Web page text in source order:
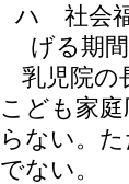
ハ
社会
げる期
乳児院の
こども家
らない。
でない。